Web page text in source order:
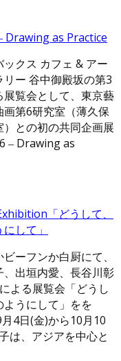
Drawing as Practice
ックス カフェ & アー
リー 谷中御殿坂の第3
展覧会として、東京藝
画第6研究室（薄久保
）との初の共同企画展
‒ Drawing as
「どうして、
して」
ーフンか白厨にて、
、出垣内愛、長谷川彰
よる展覧会「どうし
ようにして」をを
4日(金)から10月10
は、アジアを中心と